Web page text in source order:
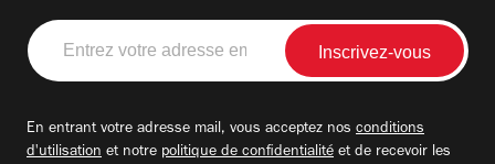
Entrez
votre
adresse
En entrant votre adresse mail, vous acceptez nos conditions
d'utilisation et notre politique de confidentialité et de recevoir les